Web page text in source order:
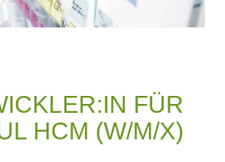
FÜR
HCM (W/M/X)